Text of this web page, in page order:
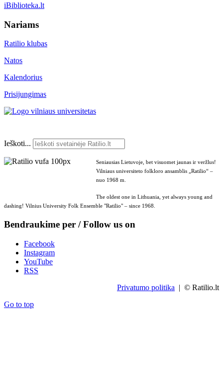
iBiblioteka.lt
Nariams
Ratilio klubas
Natos
Kalendorius
Prisijungimas
Ieškoti...
Seniausias Lietuvoje, bet visuomet jaunas ir veržlus!
Vilniaus universiteto folkloro ansamblis „Ratilio“ –
nuo 1968 m.
The oldest one in Lithuania, yet always young and
dashing! Vilnius University Folk Ensemble "Ratilio" – since 1968.
Bendraukime per / Follow us on
Facebook
Instagram
YouTube
RSS
Privatumo politika | © Ratilio.lt
Go to top